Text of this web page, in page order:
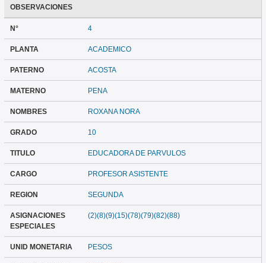
OBSERVACIONES
N° 4
PLANTA ACADEMICO
PATERNO ACOSTA
MATERNO PENA
NOMBRES ROXANA NORA
GRADO 10
TITULO EDUCADORA DE PARVULOS
CARGO PROFESOR ASISTENTE
REGION SEGUNDA
ASIGNACIONES
ESPECIALES
(2)(8)(9)(15)(78)(79)(82)(88)
UNID MONETARIA PESOS